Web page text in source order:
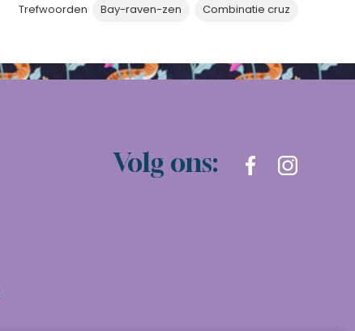
Trefwoorden Bay-raven-zen Combinatie cruz
Volg ons: